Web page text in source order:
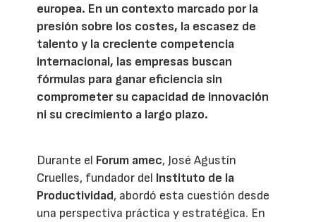
europea. En un contexto marcado por la
presión sobre los costes, la escasez de
talento y la creciente competencia
internacional, las empresas buscan
fórmulas para ganar eficiencia sin
comprometer su capacidad de innovación
ni su crecimiento a largo plazo.
Durante el Forum amec, José Agustín
Cruelles, fundador del Instituto de la
Productividad, abordó esta cuestión desde
una perspectiva práctica y estratégica. En